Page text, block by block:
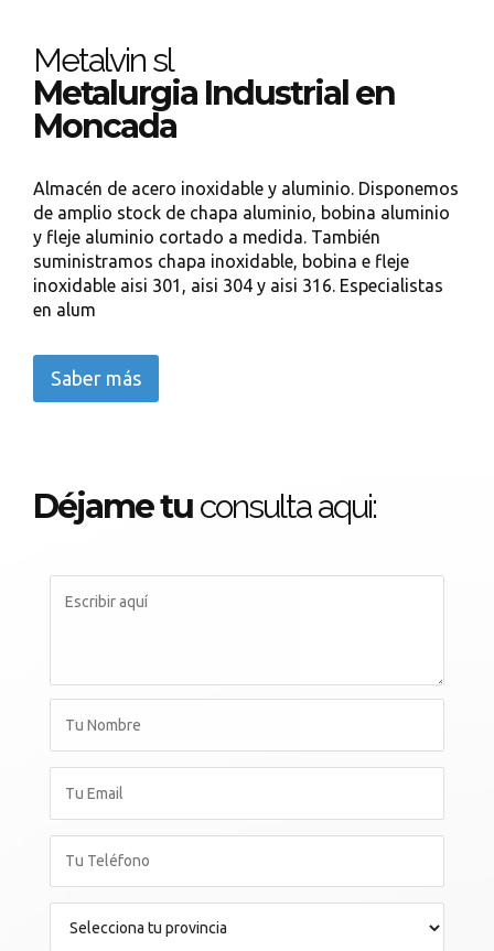
Metalvin sl
Metalurgia Industrial en
Moncada
Almacén de acero inoxidable y aluminio. Disponemos
de amplio stock de chapa aluminio, bobina aluminio
y fleje aluminio cortado a medida. También
suministramos chapa inoxidable, bobina e fleje
inoxidable aisi 301, aisi 304 y aisi 316. Especialistas
en alum
Saber más
Déjame tu consulta aqui: